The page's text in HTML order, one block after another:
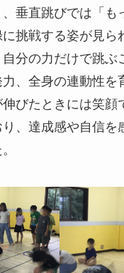
垂直跳びでは「も
挑戦する姿が見ら
分の力だけで跳ぶ
、全身の連動性を
びたときには笑顔
、達成感や自信を